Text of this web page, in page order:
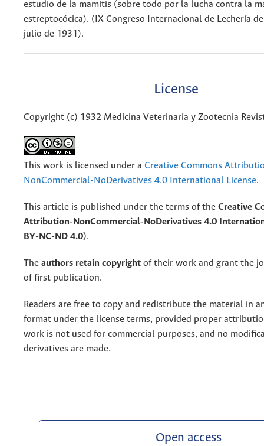
estudio de la mamitis (sobre todo por la lucha contra la
estreptocócica). (IX Congreso Internacional de Lechería
julio de 1931).
License
Copyright (c) 1932 Medicina Veterinaria y Zootecnia
This work is licensed under a Creative Commons
NonCommercial-NoDerivatives 4.0 International License.
This article is published under the terms of the Creative
Attribution-NonCommercial-NoDerivatives 4.0
BY-NC-ND 4.0).
The authors retain copyright of their work and grant the
of first publication.
Readers are free to copy and redistribute the material in
format under the license terms, provided proper
work is not used for commercial purposes, and no
derivatives are made.
Open access